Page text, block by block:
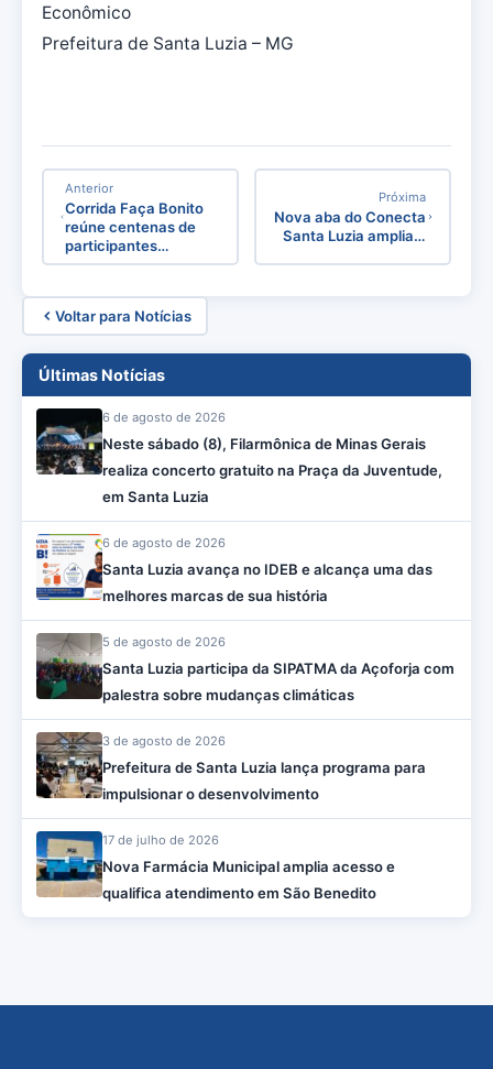
Econômico
Prefeitura de Santa Luzia – MG
Anterior
Corrida Faça Bonito
reúne centenas de
participantes…
Próxima
Nova aba do Conecta
Santa Luzia amplia…
Voltar para Notícias
Últimas Notícias
6 de agosto de 2026
Neste sábado (8), Filarmônica de Minas Gerais
realiza concerto gratuito na Praça da Juventude,
em Santa Luzia
6 de agosto de 2026
Santa Luzia avança no IDEB e alcança uma das
melhores marcas de sua história
5 de agosto de 2026
Santa Luzia participa da SIPATMA da Açoforja com
palestra sobre mudanças climáticas
3 de agosto de 2026
Prefeitura de Santa Luzia lança programa para
impulsionar o desenvolvimento
17 de julho de 2026
Nova Farmácia Municipal amplia acesso e
qualifica atendimento em São Benedito